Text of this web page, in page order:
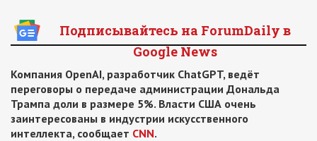
Подписывайтесь на ForumDaily в
Google News
Компания OpenAI, разработчик ChatGPT, ведёт
переговоры о передаче администрации Дональда
Трампа доли в размере 5%. Власти США очень
заинтересованы в индустрии искусственного
интеллекта, сообщает CNN.